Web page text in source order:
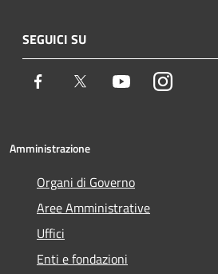
SEGUICI SU
Facebook Twitter YoutubeInstagram
Amministrazione
Organi di Governo
Aree Amministrative
Uffici
Enti e fondazioni